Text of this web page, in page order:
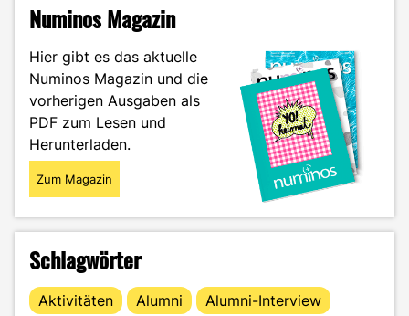
Numinos Magazin
Hier gibt es das aktuelle
Numinos Magazin und die
vorherigen Ausgaben als
PDF zum Lesen und
Herunterladen.
Zum Magazin
Schlagwörter
Aktivitäten Alumni
Alumni-Interview